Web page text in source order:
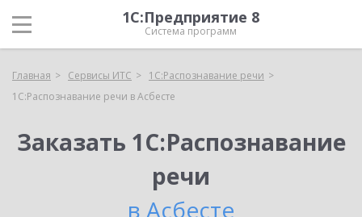
1С:Предприятие 8
Система программ
Главная Сервисы ИТС
1С:Распознавание речи
1С:Распознавание речи в Асбесте
Заказать 1С:Распознавание
речи
в Асбесте